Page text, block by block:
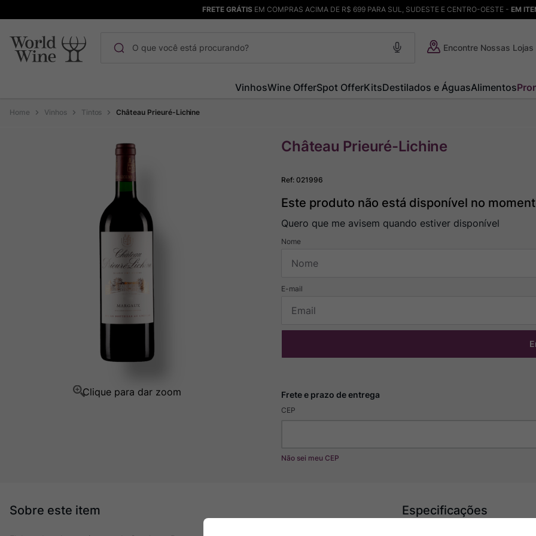
FRETE GRÁTISEM COMPRAS ACIMA DE R$ 699 PARA SUL, SUDESTE E CENTRO-OESTE - EM
Encontre Nossas Lojas
VinhosWine OfferSpot OfferKitsDestilados e ÁguasAlimentos
Vinhos Tintos Château Prieuré-Lichine
Château Prieuré-Lichine
Ref:021996
Este produto não está disponível no
Quero que me avisem quando estiver disponível
CEP
Não sei meu CEP
Especificações
1º Maçanita
Ver Sacrum
Champagne